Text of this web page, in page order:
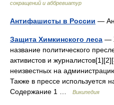
сокращений и аббревиатур
Антифашисты в России —
Защита Химкинского леса —
название политического
активистов и
неизвестных на
Также в прессе используется
Содержание 1 …
Википедия